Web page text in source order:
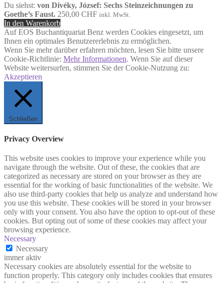
Du siehst: von Divéky, József: Sechs Steinzeichnungen zu
Goethe’s Faust. 250,00 CHF inkl. MwSt.
In den Warenkorb
Auf EOS Buchantiquariat Benz werden Cookies eingesetzt, um
Ihnen ein optimales Benutzererlebnis zu ermöglichen.
Wenn Sie mehr darüber erfahren möchten, lesen Sie bitte unsere
Cookie-Richtlinie: Mehr Informationen. Wenn Sie auf dieser
Website weitersurfen, stimmen Sie der Cookie-Nutzung zu:
Akzeptieren
Schließen
Privacy Overview
This website uses cookies to improve your experience while you
navigate through the website. Out of these, the cookies that are
categorized as necessary are stored on your browser as they are
essential for the working of basic functionalities of the website. We
also use third-party cookies that help us analyze and understand how
you use this website. These cookies will be stored in your browser
only with your consent. You also have the option to opt-out of these
cookies. But opting out of some of these cookies may affect your
browsing experience.
Necessary
Necessary
immer aktiv
Necessary cookies are absolutely essential for the website to
function properly. This category only includes cookies that ensures